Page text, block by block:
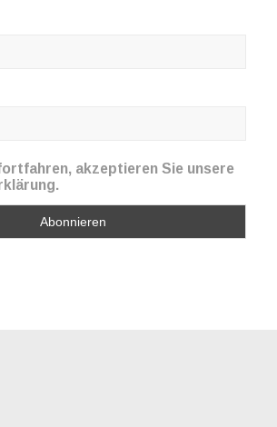
akzeptieren Sie unsere